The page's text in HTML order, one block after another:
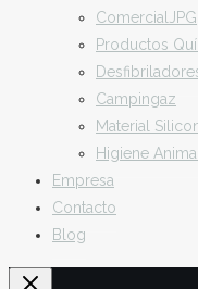
ComercialJPG
Productos
Campingaz
Material
Higiene
Empresa
Contacto
Blog